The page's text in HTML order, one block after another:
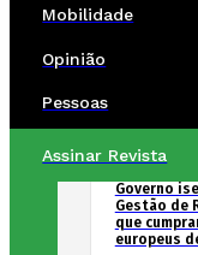
Mobilidade
Opinião
Pessoas
Assinar Revista
Governo
Gestão de
que
europeus